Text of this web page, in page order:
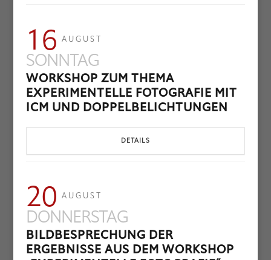
16 AUGUST
SONNTAG
WORKSHOP ZUM THEMA
EXPERIMENTELLE FOTOGRAFIE MIT
ICM UND DOPPELBELICHTUNGEN
DETAILS
20 AUGUST
DONNERSTAG
BILDBESPRECHUNG DER
ERGEBNISSE AUS DEM WORKSHOP